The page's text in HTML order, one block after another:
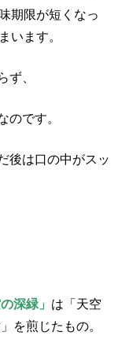
期限が短くなっ
います。
ず、
のです。
後は口の中がスッ
深緑」 は「天空
を煎じたもの。